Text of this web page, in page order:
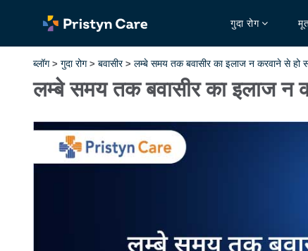
गुदा रोग
ब्लॉग> गुदा रोग> बवासीर> लम्बे समय तक बवासीर का इलाज न करवाने से हो
लम्बे समय तक बवासीर का इलाज न